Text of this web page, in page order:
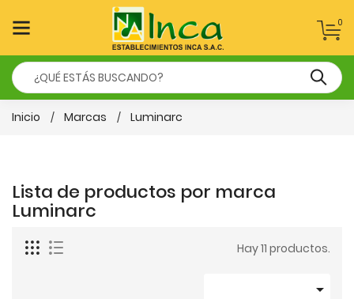
0
Inicio Marcas Luminarc
Lista de productos por marca
Luminarc
Hay 11 productos.
